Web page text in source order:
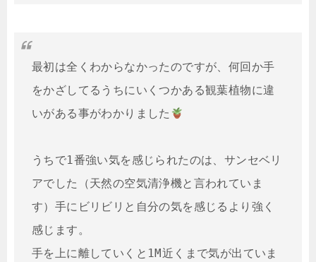
最初は全くわからなかったのですが、何回か手
をかざしてるうちにいくつかある観葉植物に違
いがある事がわかりました
うちで1番強い気を感じられたのは、サンセベリ
アでした（天然の空気清浄機と言われていま
す）手にビリビリと自分の気を感じるより強く
感じます。
手を上に離していくと1M近くまで気が出ていま